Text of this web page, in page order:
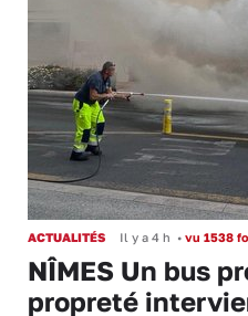
ACTUALITÉS Il y a 4 h • vu 1538
NÎMES Un bus
propreté